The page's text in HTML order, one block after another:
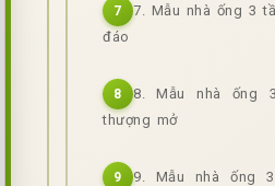
7
7. Mẫu nhà ống 3
đáo
8
8. Mẫu nhà ống
thượng mở
9
9. Mẫu nhà ống